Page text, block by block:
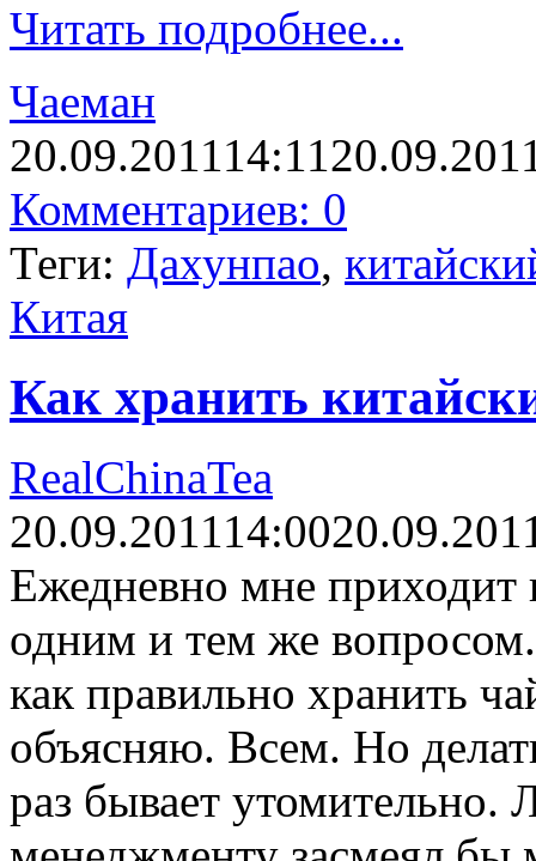
Читать подробнее...
Чаеман
20.09.201114:11
Комментариев: 0
Теги: Дахунпао,
Китая
Как хранить
RealChinaTea
20.09.201114:00
Ежедневно мне приходит
одним и тем же
как правильно хранить
объясняю. Всем. Но
раз бывает